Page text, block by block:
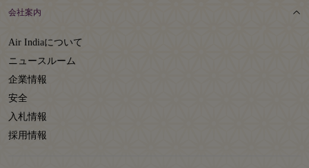
会社案内
Air Indiaについて
ニュースルーム
企業情報
安全
入札情報
採用情報